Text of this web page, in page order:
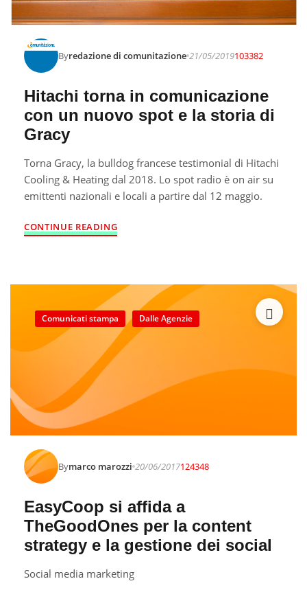
Byredazione di comunitazione 21/05/2019103382
Hitachi torna in comunicazione
con un nuovo spot e la storia di
Gracy
Torna Gracy, la bulldog francese testimonial di Hitachi
Cooling & Heating dal 2018. Lo spot radio è on air su
emittenti nazionali e locali a partire dal 12 maggio.
CONTINUE READING
Comunicati stampa Dalle Agenzie
Bymarco marozzi 20/06/2017124348
EasyCoop si affida a
TheGoodOnes per la content
strategy e la gestione dei social
Social media marketing